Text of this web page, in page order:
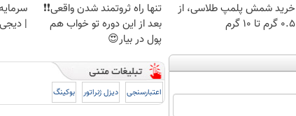
خرید شمش پلمپ طلاسی، از
۰.۵ گرم تا ۱۰ گرم
تنها راه ثروتمند شدن واقعی❗❗
بعد از این دوره تو خواب هم
پول در بیار😍
| دیجی
اعتبارسنجی دیزل ژنراتور بوکینگ